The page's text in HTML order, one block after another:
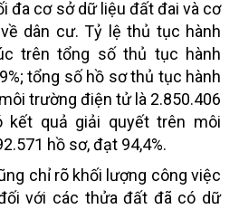
đa cơ sở dữ liệu đất đai và cơ
dân cư. Tỷ lệ thủ tục hành
trên tổng số thủ tục hành
tổng số hồ sơ thủ tục hành
trường điện tử là 2.850.406
quả giải quyết trên môi
hồ sơ, đạt 94,4%.
chỉ rõ khối lượng công việc
với các thửa đất đã có dữ